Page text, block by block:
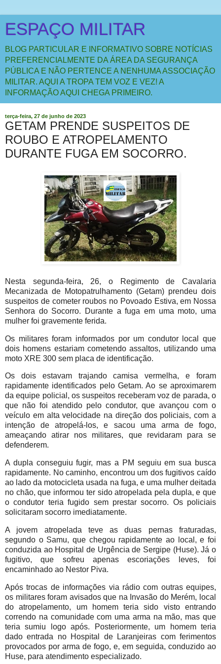
ESPAÇO MILITAR
BLOG PARTICULAR E INFORMATIVO SOBRE NOTÍCIAS
PREFERENCIALMENTE DA ÁREA DA SEGURANÇA
PÚBLICA E NÃO PERTENCE A NENHUMA ASSOCIAÇÃO
MILITAR. AQUI A TROPA TEM VOZ E VEZ! A
INFORMAÇÃO AQUI CHEGA PRIMEIRO.
terça-feira, 27 de junho de 2023
GETAM PRENDE SUSPEITOS DE
ROUBO E ATROPELAMENTO
DURANTE FUGA EM SOCORRO.
Nesta segunda-feira, 26, o Regimento de Cavalaria
Mecanizada de Motopatrulhamento (Getam) prendeu dois
suspeitos de cometer roubos no Povoado Estiva, em Nossa
Senhora do Socorro. Durante a fuga em uma moto, uma
mulher foi gravemente ferida.
Os militares foram informados por um condutor local que
dois homens estariam cometendo assaltos, utilizando uma
moto XRE 300 sem placa de identificação.
Os dois estavam trajando camisa vermelha, e foram
rapidamente identificados pelo Getam. Ao se aproximarem
da equipe policial, os suspeitos receberam voz de parada, o
que não foi atendido pelo condutor, que avançou com o
veículo em alta velocidade na direção dos policiais, com a
intenção de atropelá-los, e sacou uma arma de fogo,
ameaçando atirar nos militares, que revidaram para se
defenderem.
A dupla conseguiu fugir, mas a PM seguiu em sua busca
rapidamente. No caminho, encontrou um dos fugitivos caído
ao lado da motocicleta usada na fuga, e uma mulher deitada
no chão, que informou ter sido atropelada pela dupla, e que
o condutor teria fugido sem prestar socorro. Os policiais
solicitaram socorro imediatamente.
A jovem atropelada teve as duas pernas fraturadas,
segundo o Samu, que chegou rapidamente ao local, e foi
conduzida ao Hospital de Urgência de Sergipe (Huse). Já o
fugitivo, que sofreu apenas escoriações leves, foi
encaminhado ao Nestor Piva.
Após trocas de informações via rádio com outras equipes,
os militares foram avisados que na Invasão do Merém, local
do atropelamento, um homem teria sido visto entrando
correndo na comunidade com uma arma na mão, mas que
teria sumiu logo após. Posteriormente, um homem teria
dado entrada no Hospital de Laranjeiras com ferimentos
provocados por arma de fogo, e, em seguida, conduzido ao
Huse, para atendimento especializado.